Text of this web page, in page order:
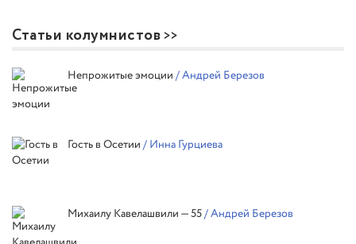
Статьи колумнистов
Непрожитые эмоции / Андрей Березов
Гость в Осетии / Инна Гурциева
Михаилу Кавелашвили — 55/ Андрей Березов